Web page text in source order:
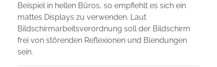
Beispiel in hellen Büros, so empfiehlt es sich ein
mattes Displays zu verwenden. Laut
Bildschirmarbeitsverordnung soll der Bildschirm
frei von störenden Reflexionen und Blendungen
sein.